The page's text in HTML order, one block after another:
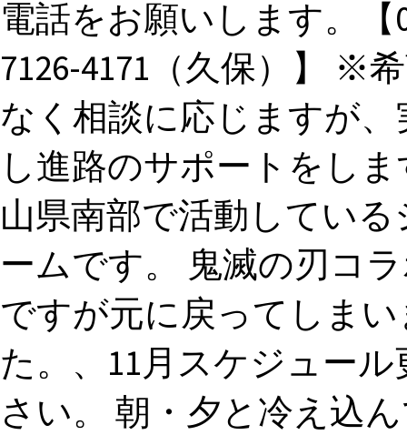
電話をお願いします。【
7126-4171（久保）】 ※
なく相談に応じますが
し進路のサポートをし
山県南部で活動してい
ームです。 鬼滅の刃コ
ですが元に戻ってしま
た。、11月スケジュー
さい。 朝・夕と冷え込